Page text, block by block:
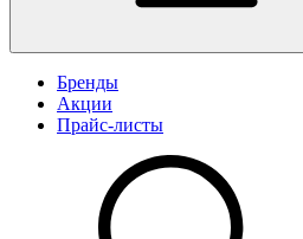
Бренды
Акции
Прайс-листы